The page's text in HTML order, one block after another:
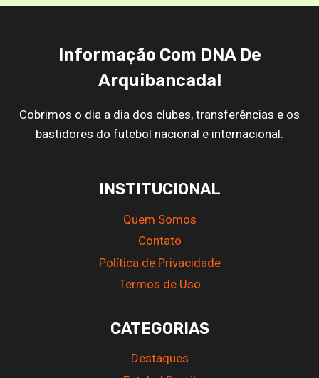
Informação Com DNA De
Arquibancada!
Cobrimos o dia a dia dos clubes, transferências e os
bastidores do futebol nacional e internacional.
INSTITUCIONAL
Quem Somos
Contato
Política de Privacidade
Termos de Uso
CATEGORIAS
Destaques